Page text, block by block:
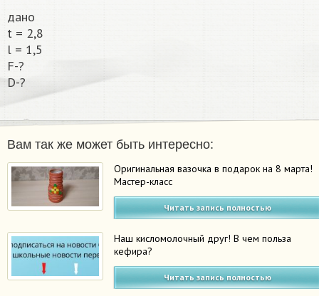
дано
t = 2,8
l = 1,5
F-?
D-?​
Вам так же может быть интересно:
Оригинальная вазочка в подарок на 8 марта!
Мастер-класс
Читать запись полностью
Наш кисломолочный друг! В чем польза
кефира?
Читать запись полностью